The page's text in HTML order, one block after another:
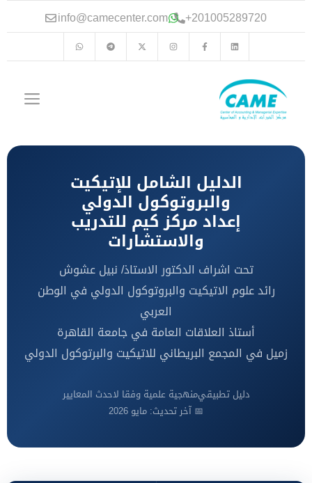
إلى
201005289720
+
info@camecenter.com
الدليل الشامل للإتيكيت
والبروتوكول الدولي
إعداد مركز كيم للتدريب
والاستشارات
تحت اشراف الدكتور الاستاذ/ نبيل عشوش
رائد علوم الاتيكيت والبروتوكول الدولي في الوطن
العربي
أستاذ العلاقات العامة في جامعة القاهرة
زميل في المجمع البريطاني للاتيكيت والبرتوكول الدولي
دليل تطبيقيمنهجية علمية وفقا لاحدث المعايير
📅 آخر تحديث: مايو 2026